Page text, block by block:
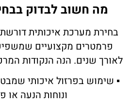
מה חשוב לבדוק
בחירת מערכת איכותית
פרמטרים מקצועיים
לאורך שנים. הנה הנקודות
▪ שימוש בפרזול איכותי
ונוחות הנעה או